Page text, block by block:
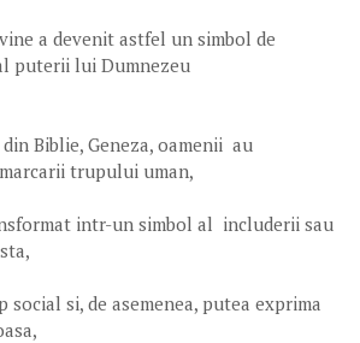
a devenit astfel un simbol de
puterii lui Dumnezeu
Biblie, Geneza, oamenii au
trupului uman,
intr-un simbol al includerii sau
si, de asemenea, putea exprima